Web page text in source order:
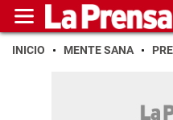
INICIO MENTE SANA